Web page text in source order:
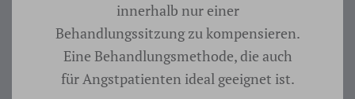
innerhalb nur einer
Behandlungssitzung zu kompensieren.
Eine Behandlungsmethode, die auch
für Angstpatienten ideal geeignet ist.